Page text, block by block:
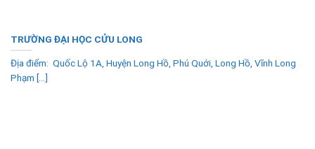
TRƯỜNG ĐẠI HỌC CỬU LONG
Địa điểm: Quốc Lộ 1A, Huyện Long Hồ, Phú Quới, Long Hồ, Vĩnh Long
Phạm [...]